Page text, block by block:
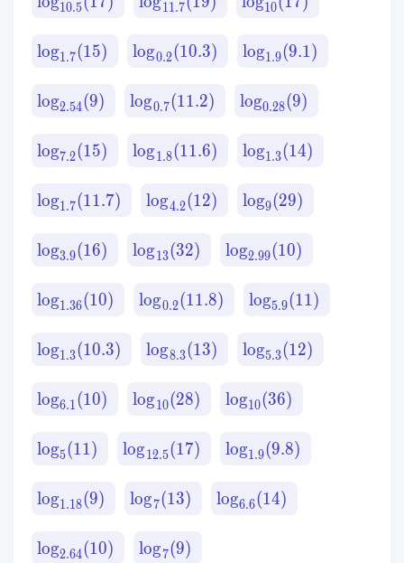
10.5 11.7 10
log1.7(15) log0.2(10.3) log1.9(9.1)
log2.54(9) log0.7(11.2) log0.28(9)
log7.2(15) log1.8(11.6) log1.3(14)
log1.7(11.7) log4.2(12) log9(29)
log3.9(16) log13(32) log2.99(10)
log1.36(10) log0.2(11.8) log5.9(11)
log1.3(10.3) log8.3(13) log5.3(12)
log6.1(10) log10(28) log10(36)
log5(11) log12.5(17) log1.9(9.8)
log1.18(9) log7(13) log6.6(14)
log2.64(10) log7(9)